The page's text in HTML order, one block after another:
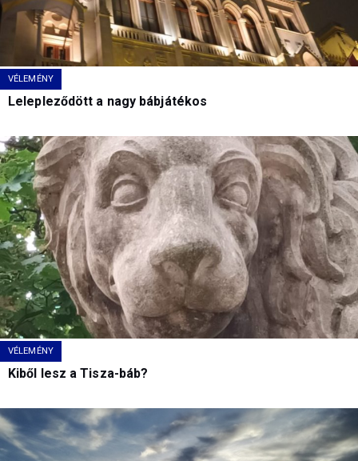
VÉLEMÉNY
Lelepleződött a nagy bábjátékos
VÉLEMÉNY
Kiből lesz a Tisza-báb?